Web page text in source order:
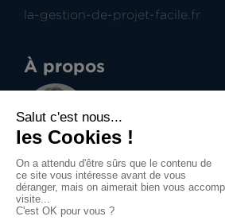
la-gestion-de-projet-facile.fr
À propos
Jean-Charles
Dirigeant de
Professionnel du management
contract management, aide à la
décisions.